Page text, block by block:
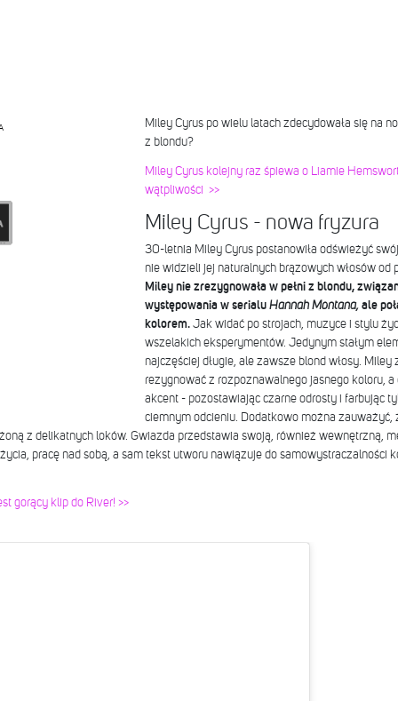
Miley Cyrus po wielu latach zdecydowała się na
z blondu?
Miley Cyrus kolejny raz śpiewa o Liamie
wątpliwości >>
Miley Cyrus - nowa fryzura
30-letnia Miley Cyrus postanowiła odświeżyć
nie widzieli jej naturalnych brązowych włosów od
Miley nie zrezygnowała w pełni z blondu,
występowania w serialu Hannah Montana, ale
kolorem. Jak widać po strojach, muzyce i stylu
wszelakich eksperymentów. Jedynym stałym
najczęściej długie, ale zawsze blond włosy. Miley
rezygnować z rozpoznawalnego jasnego koloru,
akcent - pozostawiając czarne odrosty i farbując
ciemnym odcieniu. Dodatkowo można zauważyć,
z delikatnych loków. Gwiazda przedstawia swoją, również wewnętrzną,
pracę nad sobą, a sam tekst utworu nawiązuje do samowystraczalności
gorący klip do River! >>